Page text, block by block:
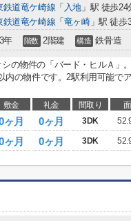
鉄道竜ケ崎線 「 入地 」駅 徒歩24
鉄道竜ケ崎線 「 竜ヶ崎」駅 徒歩
年 階数 2階建 構造 鉄骨造
シの物件の「バード・ヒルＡ」
内の物件です。2駅利用可能で
敷金 礼金 間取り
ヶ月 0ヶ月 3DK
ヶ月 0ヶ月 3DK